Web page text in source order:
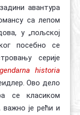
авантура
са лепом
у „пољској
посебно се
серије
historia
Ово дело
се класиком
је рећи и